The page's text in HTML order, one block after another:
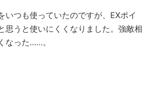
いつも使っていたのですが、EXポイ
思うと使いにくくなりました。強敵相
なった……。